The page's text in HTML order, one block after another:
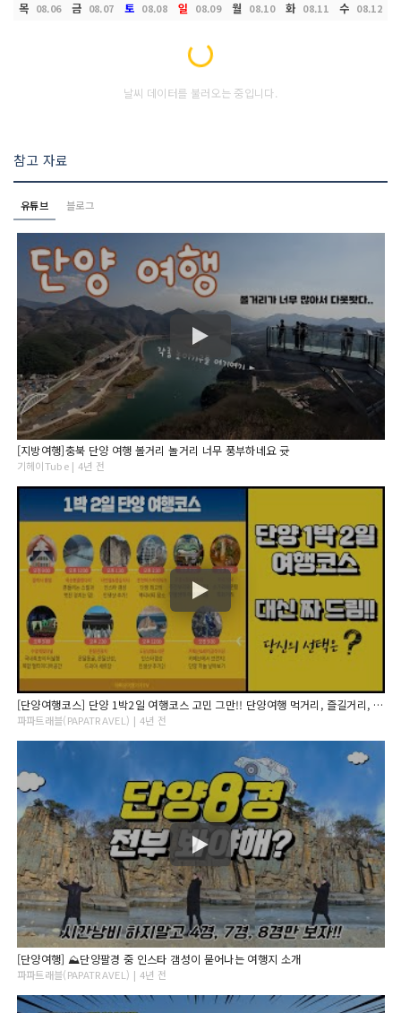
목 08.06 금 08.07 토 08.08 일 08.09 월 08.10 화 08.11 수 08.12
Loading...
날씨 데이터를 불러오는 중입니다.
참고 자료
유튜브 블로그
[지방여행]충북 단양 여행 볼거리 놀거리 너무 풍부하네요 귯
기헤이Tube | 4년 전
[단양여행코스] 단양 1박2일 여행코스 고민 그만!! 단양여행 먹거리, 즐길거리, 볼거리 영상보고 따라만 가시면 됩니다.
파파트래블(PAPATRAVEL) | 4년 전
[단양여행] ⛰단양팔경 중 인스타 갬성이 묻어나는 여행지 소개
파파트래블(PAPATRAVEL) | 4년 전